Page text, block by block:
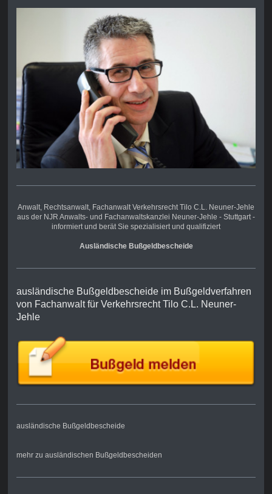
Anwalt, Rechtsanwalt, Fachanwalt VerkehrsrechtTilo C.L. Neuner-Jehle
aus der NJR Anwalts- und Fachanwaltskanzlei Neuner-Jehle - Stuttgart -
informiert und berät Sie spezialisiert und qualifiziert
Ausländische Bußgeldbescheide
ausländische Bußgeldbescheide im Bußgeldverfahren
von Fachanwalt für Verkehrsrecht Tilo C.L. Neuner-
Jehle
ausländische Bußgeldbescheide
mehr zu ausländischen Bußgeldbescheiden